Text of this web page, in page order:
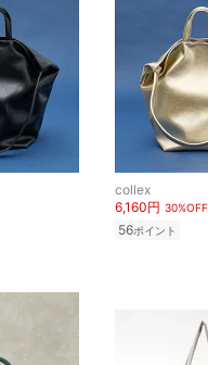
collex
6,160円 30%OFF
56ポイント